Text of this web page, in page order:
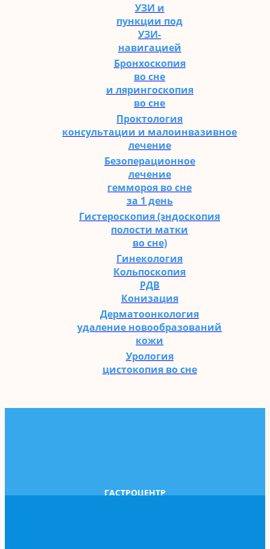
УЗИ и
пункции под
УЗИ-
навигацией
Бронхоскопия
во сне
и лярингоскопия
во сне
Проктология
консультации и малоинвазивное
лечение
Безоперационное
лечение
геммороя во сне
за 1 день
Гистероскопия (эндоскопия
полости матки
во сне)
Гинекология
Кольпоскопия
РДВ
Конизация
Дерматоонкология
удаление новообразований
кожи
Урология
цистокопия во сне
ГАСТРОЦЕНТР